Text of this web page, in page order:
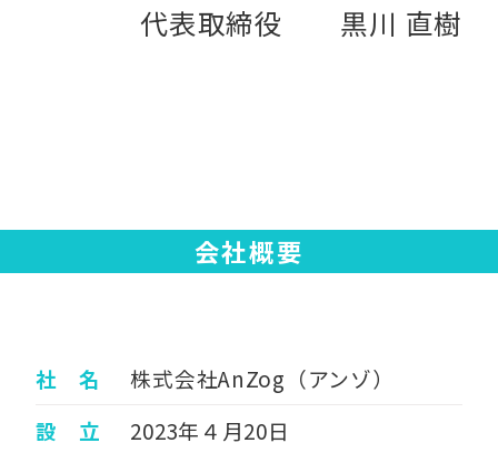
代表取締役 黒川 直樹
会社概要
社 名
株式会社AnZog（アンゾ）
設 立
2023年４月20日